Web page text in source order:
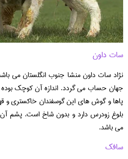
سات داون
نژاد سات داون منشا جنوب انگلستان می
جهان حساب می گردد. اندازه آن کوچک بوده
پاها و گوش های این گوسفندان خاکستری و
می باشد.
سافک